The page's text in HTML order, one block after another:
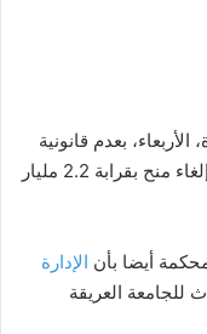
بعدم قانونية
قرار إدارة الرئيس الأميركي دونالد ترامب، إلغاء منح بقرابة 2.2 مليار
أيضا بأن الإدارة
للجامعة العريقة